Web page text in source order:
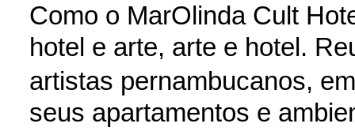
Como o MarOlinda Cult
hotel e arte, arte e hotel.
artistas pernambucanos,
seus apartamentos e